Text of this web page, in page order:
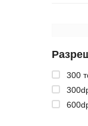
300